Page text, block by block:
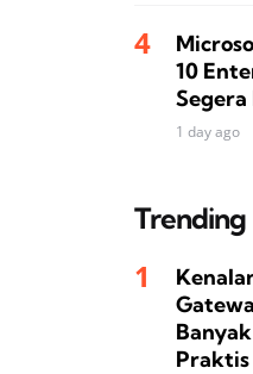
10
1 day ago
Trending
Praktis